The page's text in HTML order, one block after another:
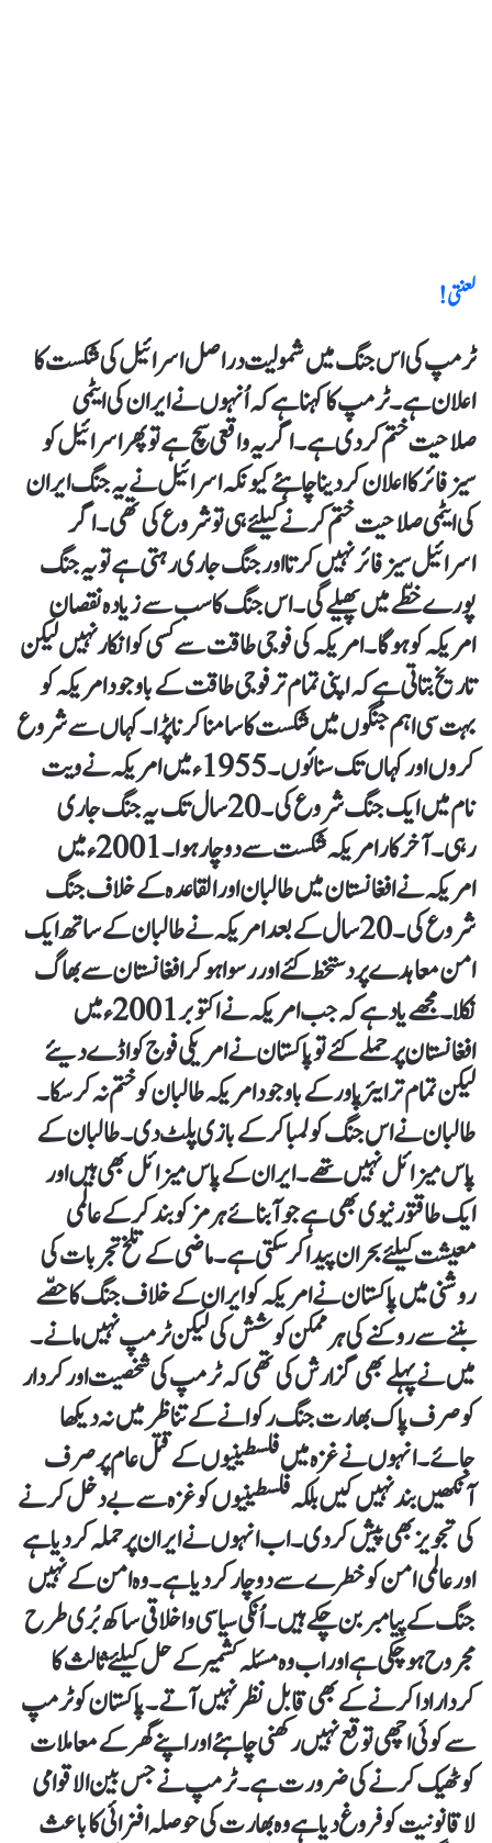
لعنتی!
ٹرمپ کی اس جنگ میں شمولیت دراصل اسرائیل کی شکست کا
اعلان ہے۔ ٹرمپ کا کہنا ہے کہ اُنہوں نے ایران کی ایٹمی
صلاحیت ختم کر دی ہے ۔ اگر یہ واقعی سچ ہے تو پھر اسرائیل کو
سیز فائر کا اعلان کر دینا چاہئے کیونکہ اسرائیل نے یہ جنگ ایران
کی ایٹمی صلاحیت ختم کرنے کیلئےہی تو شروع کی تھی۔ اگر
اسرائیل سیز فائر نہیں کرتا اور جنگ جاری رہتی ہے تو یہ جنگ
پورے خطّے میں پھیلے گی ۔ اس جنگ کا سب سے زیادہ نقصان
امریکہ کو ہو گا۔امریکہ کی فوجی طاقت سے کسی کو انکار نہیں لیکن
تاریخ بتاتی ہے کہ اپنی تمام تر فوجی طاقت کے باوجود امریکہ کو
بہت سی اہم جنگوں میں شکست کا سامنا کرنا پڑا۔ کہاں سے شروع
کروں اور کہاں تک سنائوں۔ 1955 ء میں امریکہ نے ویت
نام میں ایک جنگ شروع کی۔ 20 سال تک یہ جنگ جاری
رہی۔ آخر کار امریکہ شکست سے دوچار ہوا ۔ 2001 ء میں
امریکہ نے افغانستان میں طالبان اور القاعدہ کے خلاف جنگ
شروع کی ۔ 20 سال کے بعدامریکہ نے طالبان کے ساتھ ایک
امن معاہدے پر دستخط کئے اور رسوا ہو کر افغانستان سے بھاگ
نکلا۔ مجھے یاد ہے کہ جب امریکہ نے اکتوبر 2001 ء میں
افغانستان پر حملے کئے تو پاکستان نے امریکی فوج کو اڈے دیئے
لیکن تمام تر ایئر پاور کے باوجود امریکہ طالبان کو ختم نہ کر سکا۔
طالبان نے اس جنگ کو لمبا کر کے بازی پلٹ دی۔ طالبان کے
پاس میزائل نہیں تھے۔ ایران کے پاس میزائل بھی ہیں اور
ایک طاقتور نیوی بھی ہے جو آبنائے ہرمز کو بند کرکے عالمی
معیشت کیلئے بحران پیدا کرسکتی ہے۔ ماضی کے تلخ تجربات کی
روشنی میں پاکستان نے امریکہ کو ایران کے خلاف جنگ کا حصّے
بننے سے روکنے کی ہر ممکن کوشش کی لیکن ٹرمپ نہیں مانے۔
میں نے پہلے بھی گزارش کی تھی کہ ٹرمپ کی شخصیت اور کردار
کو صرف پاک بھارت جنگ رکوانے کے تناظر میں نہ دیکھا
جائے۔ انہوں نے غزہ میں فلسطینیوں کے قتل عام پر صرف
آنکھیں بند نہیں کیں بلکہ فلسطینیوں کو غزہ سے بے دخل کرنے
کی تجویز بھی پیش کر دی ۔ اب انہوں نے ایران پر حملہ کر دیا ہے
اور عالمی امن کو خطرے سے دوچار کر دیا ہے۔ وہ امن کے نہیں
جنگ کے پیامبر بن چکے ہیں۔ اُنکی سیاسی و اخلاقی ساکھ بُری طرح
مجروح ہو چکی ہے اور اب وہ مسئلہ کشمیر کے حل کیلئے ثالث کا
کردار ادا کرنے کے بھی قابل نظر نہیں آتے۔ پاکستان کو ٹرمپ
سے کوئی اچھی توقع نہیں رکھنی چاہئے اور اپنے گھر کے معاملات
کو ٹھیک کرنے کی ضرورت ہے۔ ٹرمپ نے جس بین الاقوامی
لاقانونیت کو فروغ دیا ہے وہ بھارت کی حوصلہ افزائی کا باعث